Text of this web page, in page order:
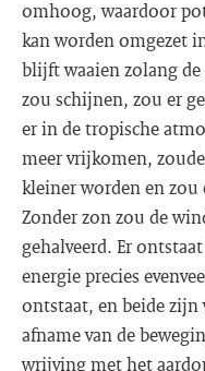
omhoog, waardoor
kan worden omgezet
blijft waaien zolang
zou schijnen, zou er
er in de tropische
meer vrijkomen,
kleiner worden en
Zonder zon zou de
gehalveerd. Er
energie precies
ontstaat, en beide zijn
afname van de
wrijving met het